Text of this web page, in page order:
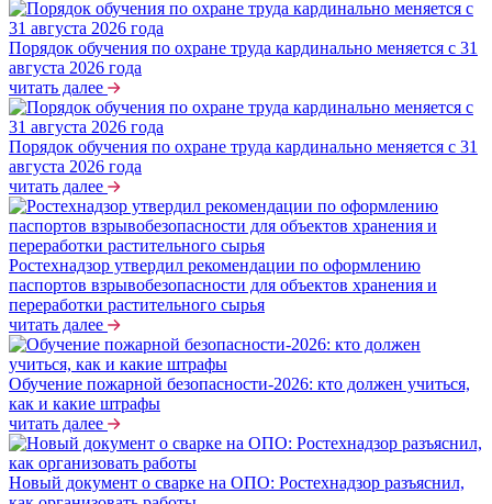
Порядок обучения по охране труда кардинально меняется с 31
августа 2026 года
читать далее
Порядок обучения по охране труда кардинально меняется с 31
августа 2026 года
читать далее
Ростехнадзор утвердил рекомендации по оформлению
паспортов взрывобезопасности для объектов хранения и
переработки растительного сырья
читать далее
Обучение пожарной безопасности-2026: кто должен учиться,
как и какие штрафы
читать далее
Новый документ о сварке на ОПО: Ростехнадзор разъяснил,